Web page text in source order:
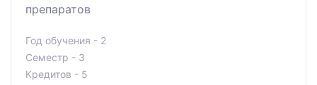
препаратов
Год обучения - 2
Семестр - 3
Кредитов - 5